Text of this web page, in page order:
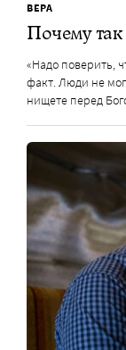
ВЕРА
Почему
«Надо поверить,
факт. Люди не
нищете перед